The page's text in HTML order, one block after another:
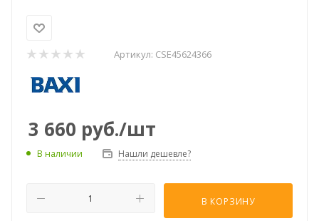
Артикул: CSE45624366
3 660 руб./шт
В наличии Нашли дешевле?
В КОРЗИНУ